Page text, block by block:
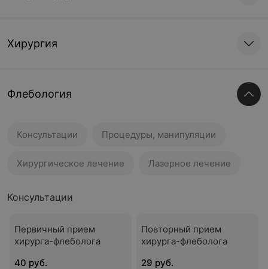
Хирургия
Флебология
Консультации Процедуры, манипуляции
Хирургическое лечение Лазерное лечение
Консультации
Первичный прием
хирурга-флеболога
40 руб.
Повторный прием
хирурга-флеболога
29 руб.